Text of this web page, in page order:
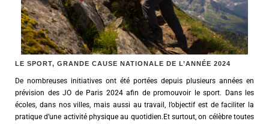
LE SPORT, GRANDE CAUSE NATIONALE DE L’ANNÉE 2024
De nombreuses initiatives ont été portées depuis plusieurs années en
prévision des JO de Paris 2024 afin de promouvoir le sport. Dans les
écoles, dans nos villes, mais aussi au travail, l’objectif est de faciliter la
pratique d’une activité physique au quotidien.Et surtout, on célèbre toutes